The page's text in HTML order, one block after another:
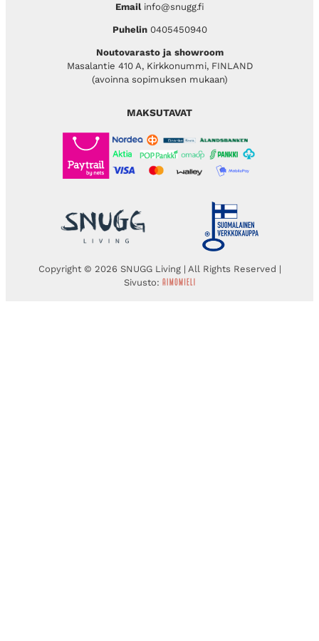
Emailinfo@snugg.fi
Puhelin 0405450940
Noutovarasto ja showroom
Masalantie 410 A, Kirkkonummi, FINLAND
(avoinna sopimuksen mukaan)
MAKSUTAVAT
Copyright © 2026 SNUGG Living | All Rights Reserved |
Sivusto: